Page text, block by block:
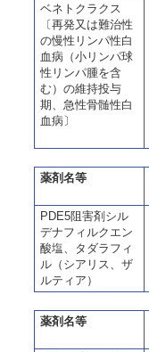
ベネトクラクス
〔再発又は難治性
の慢性リンパ性白
血病（小リンパ球
性リンパ腫を含
む）の維持投与
期、急性骨髄性白
血病〕
薬剤名等
PDE5阻害剤シル
デナフィルクエン
酸塩、タダラフィ
ル（シアリス、ザ
ルティア）
薬剤名等